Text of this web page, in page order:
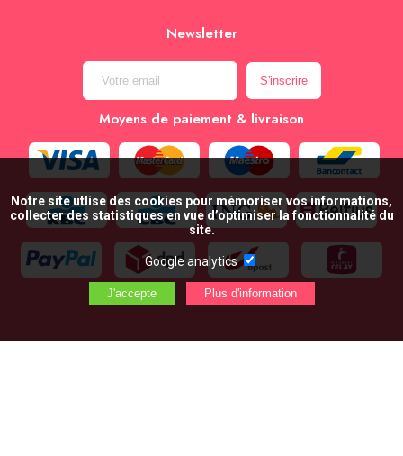
Newsletter
Moyens de paiement & livraison
Notre site utlise des cookies pour mémoriser vos informations,
collecter des statistiques en vue d’optimiser la fonctionnalité du
site.
Google analytics